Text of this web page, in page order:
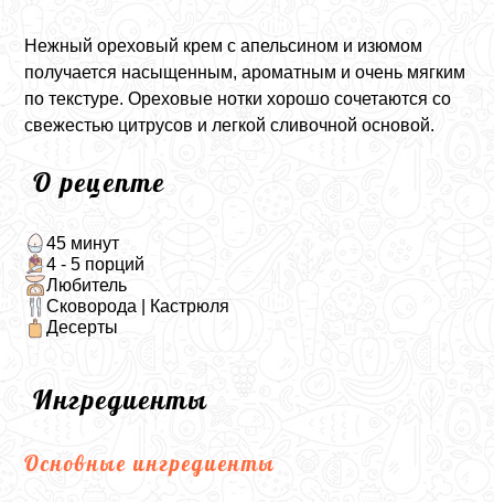
Нежный ореховый крем с апельсином и изюмом
получается насыщенным, ароматным и очень мягким
по текстуре. Ореховые нотки хорошо сочетаются со
свежестью цитрусов и легкой сливочной основой.
О рецепте
45 минут
4 - 5 порций
Любитель
Сковорода | Кастрюля
Десерты
Ингредиенты
Основные ингредиенты